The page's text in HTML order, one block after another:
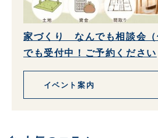
家づくり なんでも相談会（
でも受付中！ご予約ください
イベント案内